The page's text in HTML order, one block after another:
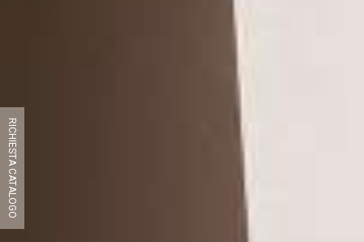
RICHIESTA CATALOGO